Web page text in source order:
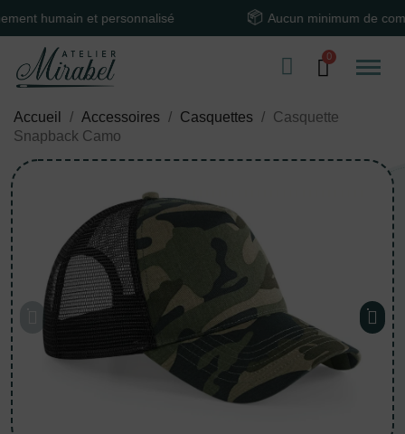
humain et personnalisé Aucun minimum de
Accueil Accessoires Casquettes
Casquette
Snapback Camo